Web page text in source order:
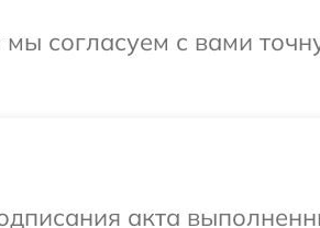
согласуем с вами
акта